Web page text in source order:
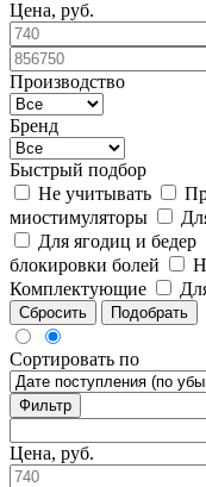
Цена, руб.
Производство
Бренд
Быстрый подбор
Не учитывать
миостимуляторы
Для ягодиц и бедер
блокировки болей
Комплектующие
Сбросить Подобрать
Сортировать по
Фильтр
Цена, руб.